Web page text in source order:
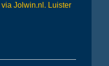
via Jolwin.nl. Luister